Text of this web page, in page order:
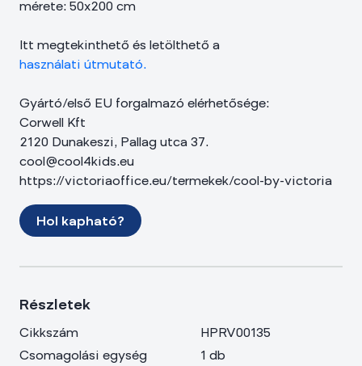
mérete: 50x200 cm
Itt megtekinthető és letölthető a
használati útmutató.
Gyártó/első EU forgalmazó elérhetősége:
Corwell Kft
2120 Dunakeszi, Pallag utca 37.
cool@cool4kids.eu
https://victoriaoffice.eu/termekek/cool-by-victoria
Hol kapható?
Részletek
Cikkszám
HPRV00135
Csomagolási egység
1 db